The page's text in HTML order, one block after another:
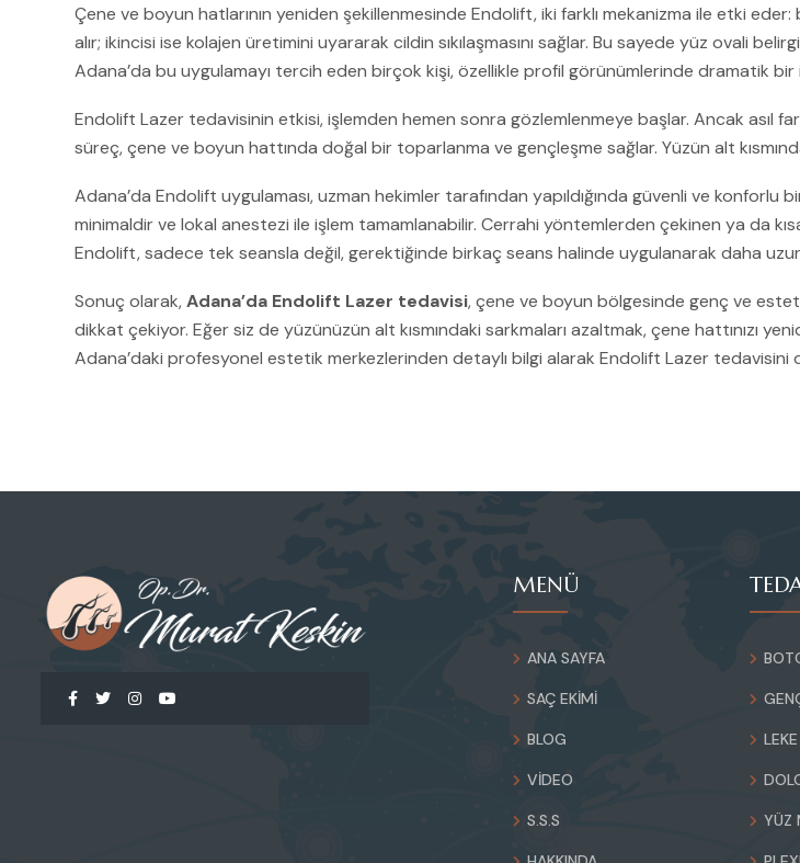
Çene ve boyun hatlarının yeniden şekillenmesinde Endolift, iki farklı mekanizma ile etki
alır; ikincisi ise kolajen üretimini uyararak cildin sıkılaşmasını sağlar. Bu sayede yüz ovali
Adana’da bu uygulamayı tercih eden birçok kişi, özellikle profil görünümlerinde dramatik
Endolift Lazer tedavisinin etkisi, işlemden hemen sonra gözlemlenmeye başlar. Ancak asıl
süreç, çene ve boyun hattında doğal bir toparlanma ve gençleşme sağlar. Yüzün alt
Adana’da Endolift uygulaması, uzman hekimler tarafından yapıldığında güvenli ve konforlu
minimaldir ve lokal anestezi ile işlem tamamlanabilir. Cerrahi yöntemlerden çekinen ya da
Endolift, sadece tek seansla değil, gerektiğinde birkaç seans halinde uygulanarak daha
Sonuç olarak,Adana’da Endolift Lazer tedavisi, çene ve boyun bölgesinde genç ve
dikkat çekiyor. Eğer siz de yüzünüzün alt kısmındaki sarkmaları azaltmak, çene hattınızı
Adana’daki profesyonel estetik merkezlerinden detaylı bilgi alarak Endolift Lazer tedavisini
MENÜ
ANA SAYFA
SAÇ EKIMI
BLOG
VIDEO
S.S.S YÜZ